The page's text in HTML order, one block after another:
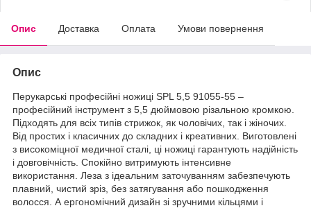
Опис Доставка Оплата Умови повернення
Опис
Перукарські професійні ножиці SPL 5,5 91055-55 –
професійний інструмент з 5,5 дюймовою різальною кромкою.
Підходять для всіх типів стрижок, як чоловічих, так і жіночих.
Від простих і класичних до складних і креативних. Виготовлені
з високоміцної медичної сталі, ці ножиці гарантують надійність
і довговічність. Спокійно витримують інтенсивне
використання. Леза з ідеальним заточуванням забезпечують
плавний, чистий зріз, без затягування або пошкодження
волосся. А ергономічний дизайн зі зручними кільцями і